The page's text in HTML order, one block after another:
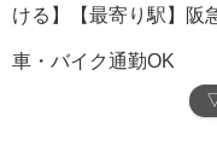
ける】【最寄り駅】阪
車・バイク通勤OK